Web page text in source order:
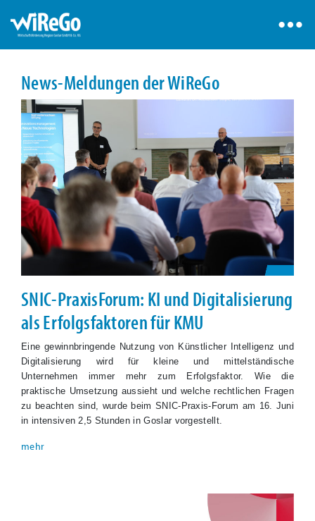
News-Meldungen der WiReGo
SNIC-PraxisForum: KI und Digitalisierung
als Erfolgsfaktoren für KMU
Eine gewinnbringende Nutzung von Künstlicher Intelligenz und
Digitalisierung wird für kleine und mittelständische
Unternehmen immer mehr zum Erfolgsfaktor. Wie die
praktische Umsetzung aussieht und welche rechtlichen Fragen
zu beachten sind, wurde beim SNIC-Praxis-Forum am 16. Juni
in intensiven 2,5 Stunden in Goslar vorgestellt.